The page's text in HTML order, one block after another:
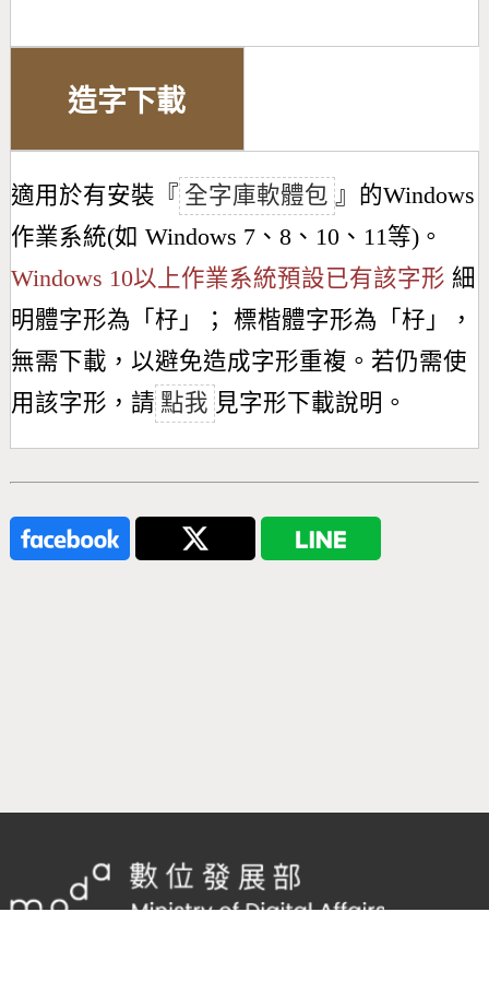
造字下載
適用於有安裝『 全字庫軟體包 』的Windows
作業系統(如 Windows 7、8、10、11等)。
Windows 10以上作業系統預設已有該字形 細
明體字形為「 杍 」； 標楷體字形為「 杍 」，
無需下載，以避免造成字形重複。若仍需使
用該字形，請 點我 見字形下載說明。